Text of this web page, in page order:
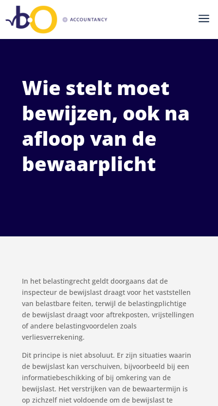
a
Wie stelt moet
bewijzen, ook na
afloop van de
bewaarplicht
In het belastingrecht geldt doorgaans dat de
inspecteur de bewijslast draagt voor het vaststellen
van belastbare feiten, terwijl de belastingplichtige
de bewijslast draagt voor aftrekposten, vrijstellingen
of andere belastingvoordelen zoals
verliesverrekening.
Dit principe is niet absoluut. Er zijn situaties waarin
de bewijslast kan verschuiven, bijvoorbeeld bij een
informatiebeschikking of bij omkering van de
bewijslast. Het verstrijken van de bewaartermijn is
op zichzelf niet voldoende om de bewijslast te